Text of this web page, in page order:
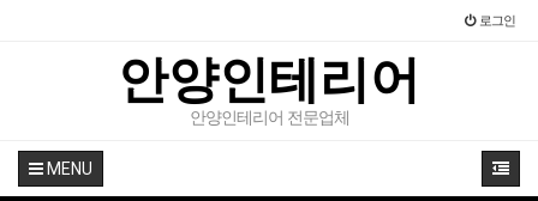
로그인
안양인테리어
안양인테리어 전문업체
MENU